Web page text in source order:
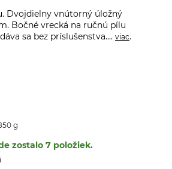
Dvojdielny vnútorný úložný
Bočné vrecká na ručnú pílu
sa bez príslušenstva.... viac.
g
zostalo 7 položiek.